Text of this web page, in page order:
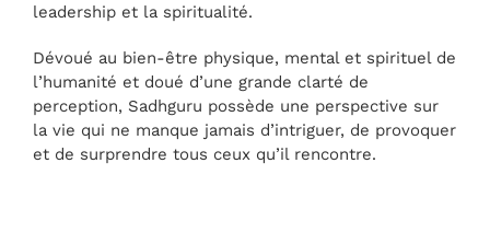
leadership et la spiritualité.
Dévoué au bien-être physique, mental et spirituel de
l’humanité et doué d’une grande clarté de
perception, Sadhguru possède une perspective sur
la vie qui ne manque jamais d’intriguer, de provoquer
et de surprendre tous ceux qu’il rencontre.